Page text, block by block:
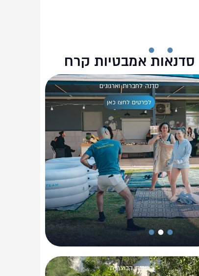
שיעור חינם
סדנאות אמבטיות קרח
סדנה לחברות וארגונים
לפרטים לחצו כאן
סדנה קבוצתית